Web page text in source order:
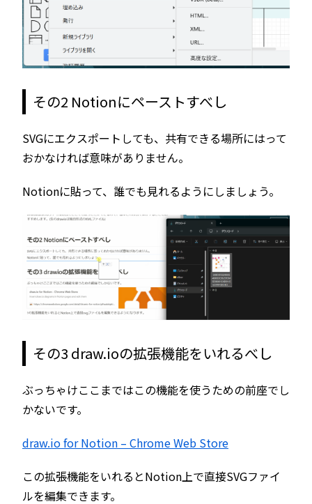
その2 Notionにペーストすべし
SVGにエクスポートしても、共有できる場所にはって
おかなければ意味がありません。
Notionに貼って、誰でも見れるようにしましょう。
その3 draw.ioの拡張機能をいれるべし
ぶっちゃけここまではこの機能を使うための前座でし
かないです。
draw.io for Notion – Chrome Web Store
この拡張機能をいれるとNotion上で直接SVGファイ
ルを編集できます。